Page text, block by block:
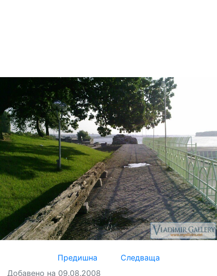
Предишна
Следваща
Добавено на 09.08.2008